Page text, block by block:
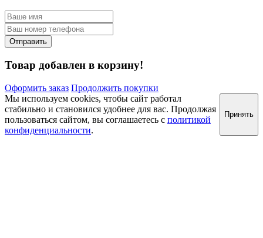
Товар добавлен в корзину!
Оформить заказ Продолжить покупки
Мы используем cookies, чтобы сайт работал
стабильно и становился удобнее для вас. Продолжая
пользоваться сайтом, вы соглашаетесь с политикой
конфиденциальности.
Принять